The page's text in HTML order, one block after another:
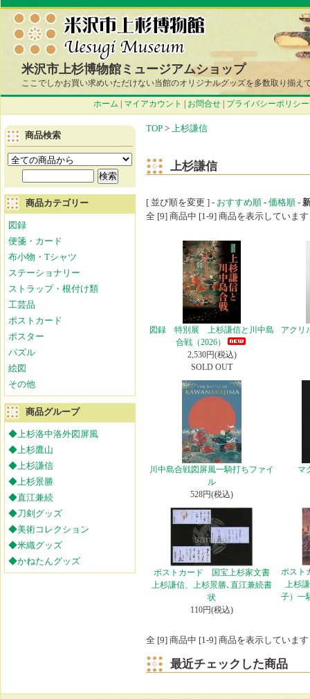
米沢市上杉博物館ミュージアムショップ
ここでしかお買い求めいただけない当館のオリジナルグッズを多数取り揃え
ホーム マイアカウント お問合せ プライバシーポリシー
TOP > 上杉謙信
上杉謙信
[ 並び順を変更 ] - おすすめ順 - 価格順 -
全 [9] 商品中 [1-9] 商品を表示しています
図録 特別展 上杉謙信と川中島
合戦（2026）
2,530円(税込)
SOLD OUT
アクリ
川中島合戦図屏風一騎打ちファイ
ル
528円(税込)
マ
ポストカード 国宝上杉家文書
上杉謙信、上杉景勝､直江兼続書
状
110円(税込)
ポスト
上杉
子）一
全 [9] 商品中 [1-9] 商品を表示しています
最近チェックした商品
商品検索
商品カテゴリー
図録
便箋・カード
布小物・Tシャツ
ステーショナリー
ストラップ・根付け類
工芸品
ポストカード
ポスター
パズル
絵図
その他
商品グループ
◆上杉洛中洛外図屏風
◆上杉鷹山
◆上杉謙信
◆上杉景勝
◆直江兼続
◆刀剣グッズ
◆美術コレクション
◆米織グッズ
◆かねたんグッズ